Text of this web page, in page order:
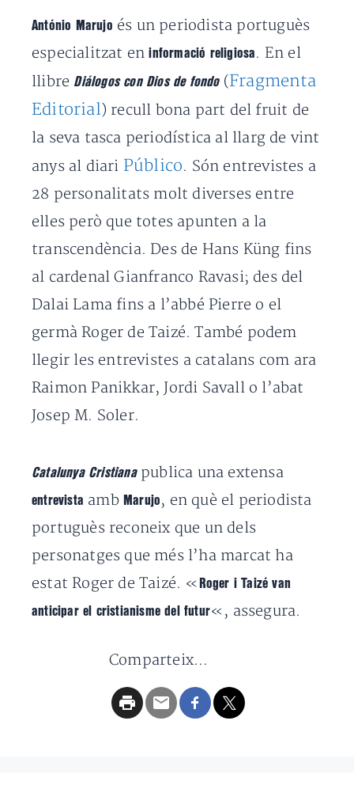
António Marujo és un periodista portuguès
especialitzat eninformació religiosa . En el
llibre Diálogos con Dios de fondo(Fragmenta
Editorial) recull bona part del fruit de
la seva tasca periodística al llarg de vint
anys al diari Público. Són entrevistes a
28 personalitats molt diverses entre
elles però que totes apunten a la
transcendència. Des de Hans Küng fins
al cardenal Gianfranco Ravasi; des del
Dalai Lama fins a l’abbé Pierre o el
germà Roger de Taizé. També podem
llegir les entrevistes a catalans com ara
Raimon Panikkar, Jordi Savall o l’abat
Josep M. Soler.
Catalunya Cristianapublica una extensa
entrevista ambMarujo , en què el periodista
portuguès reconeix que un dels
personatges que més l’ha marcat ha
estat Roger de Taizé. « Roger i Taizé van
anticipar el cristianisme del futur«, assegura.
Comparteix...